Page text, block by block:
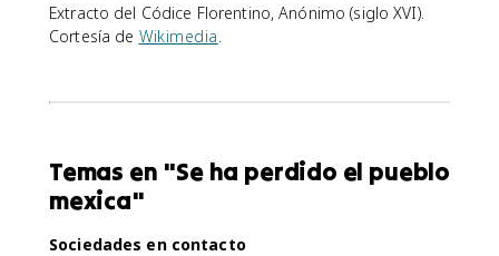
Extracto del Códice Florentino, Anónimo (siglo XVI).
Cortesía de Wikimedia.
Temas en "Se ha perdido el pueblo
mexica"
Sociedades en contacto